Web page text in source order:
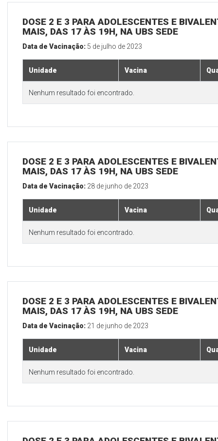
DOSE 2 E 3 PARA ADOLESCENTES E
MAIS, DAS 17 ÀS 19H, NA UBS SEDE
Data de Vacinação: 5 de julho de 2023
Unidade Vacina
Nenhum resultado foi encontrado.
DOSE 2 E 3 PARA ADOLESCENTES E
MAIS, DAS 17 ÀS 19H, NA UBS SEDE
Data de Vacinação: 28 de junho de 2023
Unidade Vacina
Nenhum resultado foi encontrado.
DOSE 2 E 3 PARA ADOLESCENTES E
MAIS, DAS 17 ÀS 19H, NA UBS SEDE
Data de Vacinação: 21 de junho de 2023
Unidade Vacina
Nenhum resultado foi encontrado.